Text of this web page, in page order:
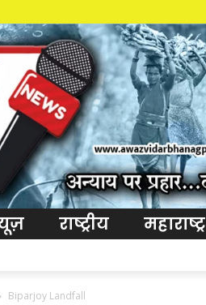
राष्ट्रीय महाराष्ट्र
Biparjoy Landfall